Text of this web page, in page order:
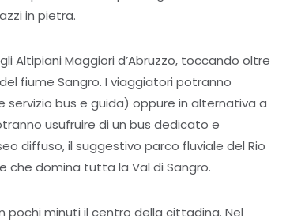
in pietra.
Altipiani Maggiori d’Abruzzo, toccando oltre
fiume Sangro. I viaggiatori potranno
bus e guida) oppure in alternativa a
usufruire di un bus dedicato e
diffuso, il suggestivo parco fluviale del Rio
che domina tutta la Val di Sangro.
pochi minuti il centro della cittadina. Nel